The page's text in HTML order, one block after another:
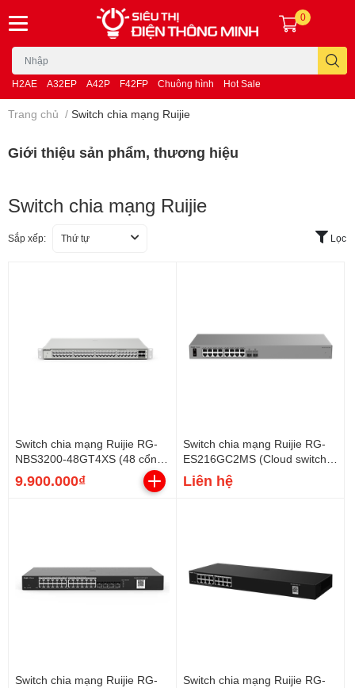
H2AE A32EP A42P F42FP Chuông hình Hot Sale
0
Trang chủ / Switch chia mạng Ruijie
Giới thiệu sản phẩm, thương hiệu
Switch chia mạng Ruijie
Sắp xếp: Thứ tự Lọc
Switch chia mạng Ruijie RG-
NBS3200-48GT4XS (48 cổng
Gigabit, 4 cổng SFP)
9.900.000₫
Switch chia mạng Ruijie RG-
ES216GC2MS (Cloud switch
16 cổng Gigabit)
Liên hệ
Switch chia mạng Ruijie RG-
Switch chia mạng Ruijie RG-